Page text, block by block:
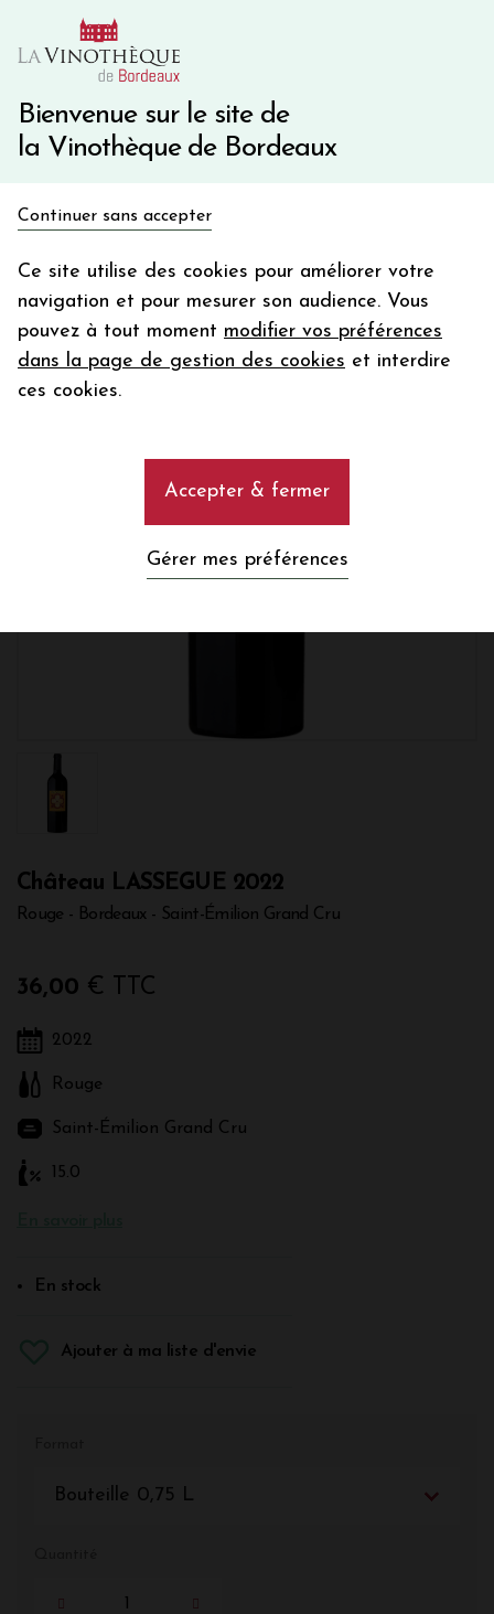
Bienvenue sur le site de
la Vinothèque de Bordeaux
Continuer sans accepter
Ce site utilise des cookies pour améliorer votre
navigation et pour mesurer son audience. Vous
pouvez à tout moment modifier vos préférences
dans la page de gestion des cookies et interdire
ces cookies.
Accepter & fermer
Gérer mes préférences
10€ de remise immédiate sur votre première commande
Une question ?
Château LASSEGUE 2022
Rouge - Bordeaux - Saint-Émilion Grand Cru
36,00 € TTC
2022
Rouge
Saint-Émilion Grand Cru
15.0
En stock
Ajouter à ma liste d'envie
Bouteille 0,75 L
en bon d'achat
Votre
email
En m’abonnant, j’accepte de recevoir la newsletter de la